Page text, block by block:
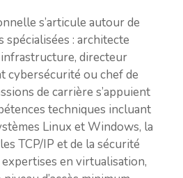
s’articule autour de
: architecte
directeur
cybersécurité ou chef de
de carrière s’appuient
techniques incluant
Linux et Windows, la
TCP/IP et de la sécurité
expertises en virtualisation,